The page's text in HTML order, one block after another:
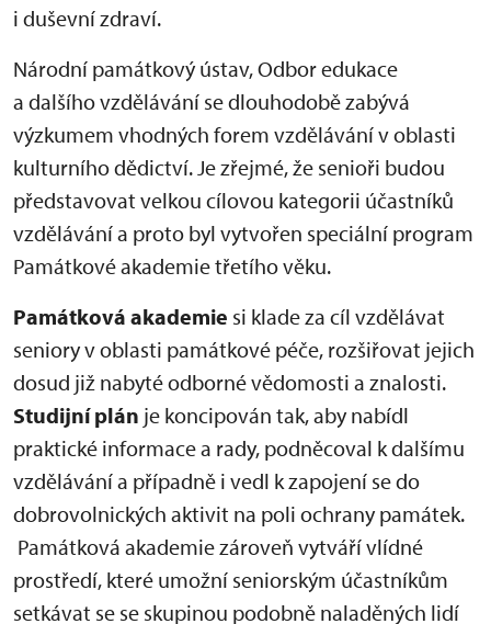
i duševní zdraví.
Národní památkový ústav, Odbor edukace
a dalšího vzdělávání se dlouhodobě zabývá
výzkumem vhodných forem vzdělávání v oblasti
kulturního dědictví. Je zřejmé, že senioři budou
představovat velkou cílovou kategorii účastníků
vzdělávání a proto byl vytvořen speciální program
Památkové akademie třetího věku.
Památková akademie si klade za cíl vzdělávat
seniory v oblasti památkové péče, rozšiřovat jejich
dosud již nabyté odborné vědomosti a znalosti.
Studijní plán je koncipován tak, aby nabídl
praktické informace a rady, podněcoval k dalšímu
vzdělávání a případně i vedl k zapojení se do
dobrovolnických aktivit na poli ochrany památek.
Památková akademie zároveň vytváří vlídné
prostředí, které umožní seniorským účastníkům
setkávat se se skupinou podobně naladěných lidí